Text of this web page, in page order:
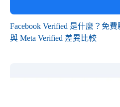
Facebook Verified 是什麼？免
與 Meta Verified 差異比較